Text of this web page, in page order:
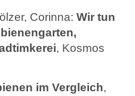
Corinna: Wir tun
, Kosmos
im Vergleich,